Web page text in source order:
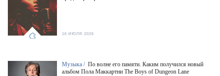
16 ИЮЛЯ 2026
Музыка / По волне его памяти. Каким получился новый
альбом Пола Маккартни The Boys of Dungeon Lane